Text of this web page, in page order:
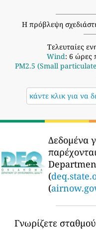
Η πρόβλεψη
Τελευταίες
Wind: 6 ώρες
PM2.5 (Small
κάντε κλικ για να
Δεδομένα
(
(
Γνωρίζετε